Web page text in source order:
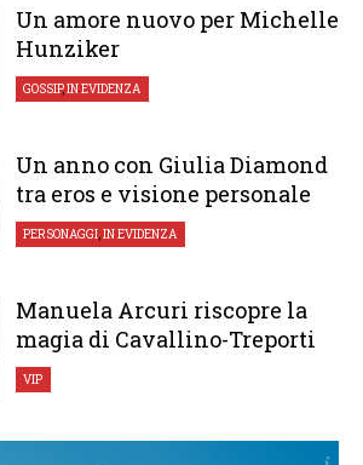
Un amore nuovo per Michelle
Hunziker
GOSSIP,IN EVIDENZA
Un anno con Giulia Diamond
tra eros e visione personale
PERSONAGGI,IN EVIDENZA
Manuela Arcuri riscopre la
magia di Cavallino-Treporti
VIP